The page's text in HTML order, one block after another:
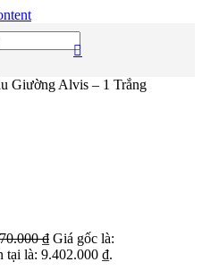
Giường Alvis – 1 Trắng
₫ Giá gốc là:
tại là: 9.402.000 ₫.